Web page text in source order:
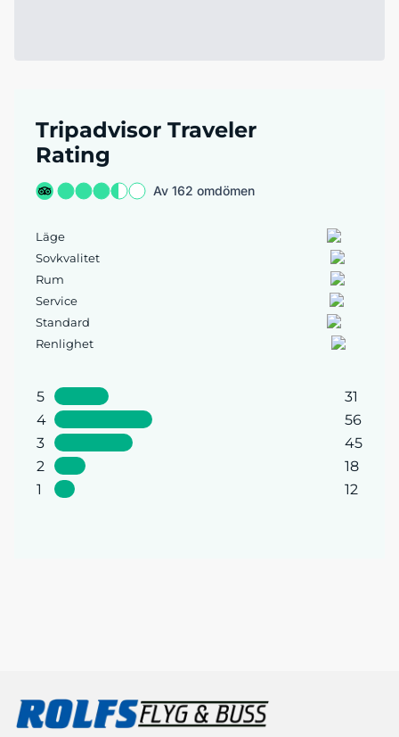
Tripadvisor Traveler
Rating
Av 162 omdömen
Läge
Sovkvalitet
Rum
Service
Standard
Renlighet
5
31
4
56
3
45
2
18
1
12